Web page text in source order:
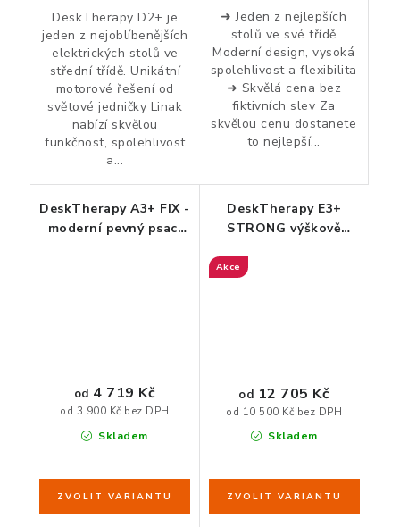
DeskTherapy D2+ je
jeden z nejoblíbenějších
elektrických stolů ve
střední třídě. Unikátní
motorové řešení od
světové jedničky Linak
nabízí skvělou
funkčnost, spolehlivost
a...
➜ Jeden z nejlepších
stolů ve své třídě
Moderní design, vysoká
spolehlivost a flexibilita
➜ Skvělá cena bez
fiktivních slev Za
skvělou cenu dostanete
to nejlepší...
DeskTherapy A3+ FIX -
moderní pevný psací
Skladem
od 3 900 Kč bez DPH
od 4 719 Kč
DeskTherapy E3+
STRONG výškově
Akce
Skladem
od 10 500 Kč bez DPH
od 12 705 Kč